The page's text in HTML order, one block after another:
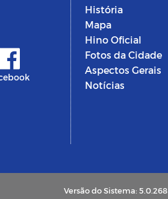
História
Mapa
Hino Oficial
Fotos da Cidade
Aspectos Gerais
Notícias
Versão do Sistema: 5.0.268